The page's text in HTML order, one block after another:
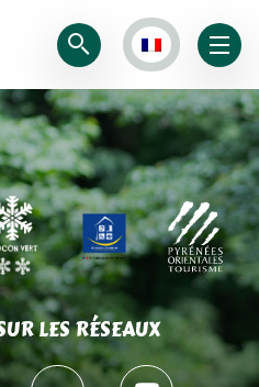
LES RÉSEAUX